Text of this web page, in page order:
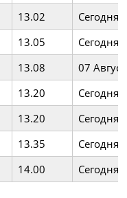
13.02
Сегодня
13.05
Сегодня
13.08
07
13.20
Сегодня
13.20
Сегодня
13.35
Сегодня
14.00 Сегодня